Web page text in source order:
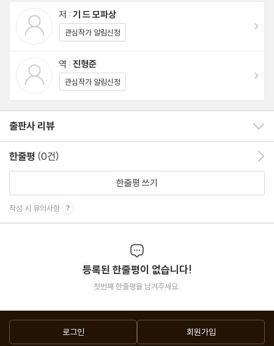
저 : 기 드 모파상
관심작가 알림신청
역 : 진형준
관심작가 알림신청
출판사 리뷰
한줄평 (0건)
한줄평 쓰기
작성 시 유의사항
등록된 한줄평이 없습니다!
첫번째 한줄평을 남겨주세요.
로그인 회원가입